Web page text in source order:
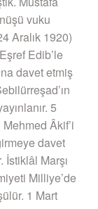
vuku
Aralık 1920)
Edib’le
davet etmiş
5
Âkif’i
davet
İstiklâl Marşı
Milliye’de
1 Mart